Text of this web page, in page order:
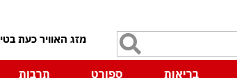
בריאות ספורט תרבות